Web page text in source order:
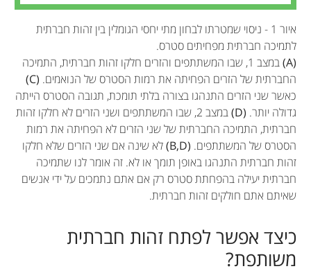
סלעים עם חברים, שאיתם היא חולקת זהות חברתית.
*
frenzel@psych.uni-frankfurt.de
להיות בריאים.
איור 1 - ניסוי שמטרתו לבחון מתי יחסי הגומלין בין זהות חברתית
לתמיכה חברתית מפחיתים סטרס.
(A)
במצב 1, שבו המשתתפים והזרים חלקו זהות חברתית, התמיכה
החברתית של הזרים הפחיתה את רמות הסטרס של הנואמים. (C)
כאשר שני הזרים התנהגו בצורה בלתי תומכת, תגובה הסטרס הייתה
גדולה יותר. (D)
במצב 2, שבו המשתתפים ושני הזרים לא חלקו זהות
חברתית, התמיכה החברתית של שני הזרים לא הפחיתה את רמות
הסטרס של המשתתפים. (B,D)
לא שינה אם שני הזרים שלא חלקו
זהות חברתית התנהגו באופן תומך או לא. זה אומר לנו שתמיכה
חברתית יעילה בהפחתת סטרס רק אם אתם נתמכים על ידי אנשים
שאיתם אתם חולקים זהות חברתית.
כיצד אפשר לפתח זהות חברתית
משותפת?